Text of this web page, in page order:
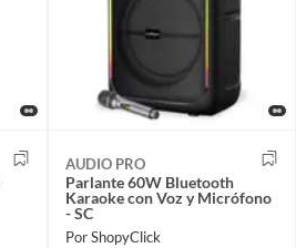
AUDIO PRO
Parlante 60W Bluetooth
Karaoke con Voz y Micrófono
- SC
Por ShopyClick